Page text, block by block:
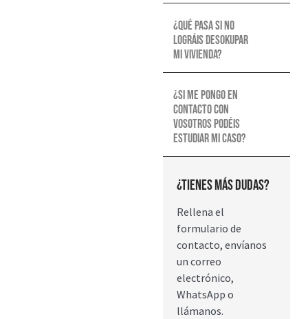
¿Qué pasa si no
lográis desokupar
mi vivienda?
¿Si me pongo en
contacto con
vosotros podéis
estudiar mi caso?
¿Tienes más dudas?
Rellena el
formulario de
contacto, envíanos
un correo
electrónico,
WhatsApp o
llámanos.